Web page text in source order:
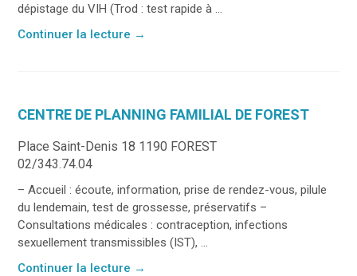
dépistage du VIH (Trod : test rapide à ...
Continuer la lecture →
CENTRE DE PLANNING FAMILIAL DE FOREST
Place Saint-Denis 18 1190 FOREST
02/343.74.04
– Accueil : écoute, information, prise de rendez-vous, pilule
du lendemain, test de grossesse, préservatifs –
Consultations médicales : contraception, infections
sexuellement transmissibles (IST), ...
Continuer la lecture →